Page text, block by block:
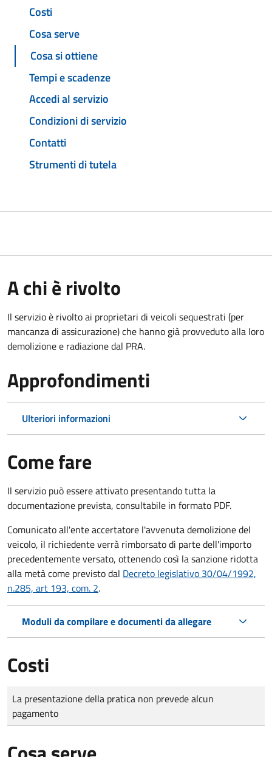
Costi
Cosa serve
Cosa si ottiene
Tempi e scadenze
Accedi al servizio
Condizioni di servizio
Contatti
Strumenti di tutela
A chi è rivolto
Il servizio è rivolto ai proprietari di veicoli sequestrati (per
mancanza di assicurazione) che hanno già provveduto alla loro
demolizione e radiazione dal PRA.
Approfondimenti
Ulteriori informazioni
Come fare
Il servizio può essere attivato presentando tutta la
documentazione prevista, consultabile in formato PDF.
Comunicato all'ente accertatore l'avvenuta demolizione del
veicolo, il richiedente verrà rimborsato di parte dell'importo
precedentemente versato, ottenendo così la sanzione ridotta
alla metà come previsto dal Decreto legislativo 30/04/1992,
n.285, art 193, com. 2.
Moduli da compilare e documenti da allegare
Costi
Tipo di pagamento
Importo
La presentazione della pratica non prevede alcun
pagamento